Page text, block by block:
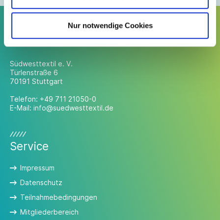
Nur notwendige Cookies
Kontakt
Südwesttextil e. V.
Türlenstraße 6
70191 Stuttgart
Telefon: +49 711 21050-0
E-Mail: info@suedwesttextil.de
Service
Impressum
Datenschutz
Teilnahmebedingungen
Mitgliederbereich